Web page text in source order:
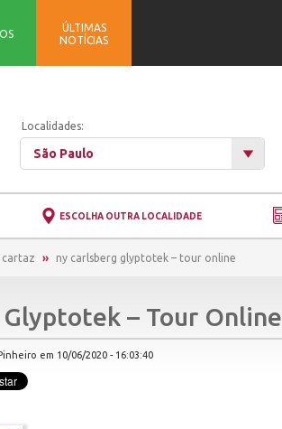
ÚLTIMAS
NOTÍCIAS
Localidades:
São Paulo
ESCOLHA OUTRA LOCALIDADE
cartaz ny carlsberg glyptotek – tour online
– Tour Online
em 10/06/2020 - 16:03:40